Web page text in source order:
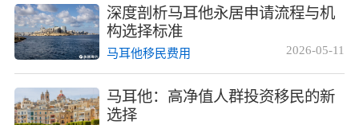
深度剖析马耳他永居申请流程与机
构选择标准
2026-05-11
马耳他移民费用
马耳他：高净值人群投资移民的新
选择